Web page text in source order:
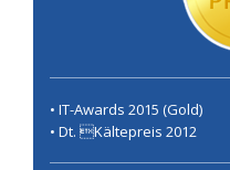
• IT-Awards 2015 (Gold)
• Dt. Kältepreis 2012